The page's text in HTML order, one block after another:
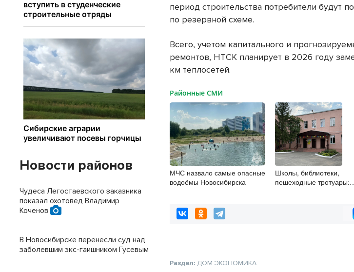
период строительства потребители будут
по резервной схеме.
Всего, учетом капитального и
ремонтов, НТСК планирует в 2026 году
км теплосетей.
Районные СМИ
МЧС назвало самые опасные
водоёмы Новосибирска
Школы, библиотеки,
пешеходные тротуары:
на социальных
Раздел: ДОМ ЭКОНОМИКА
Новости районов
Чудеса Легостаевского заказника
показал охотовед Владимир
Коченов
В Новосибирске перенесли суд над
заболевшим экс-гаишником Гусевым